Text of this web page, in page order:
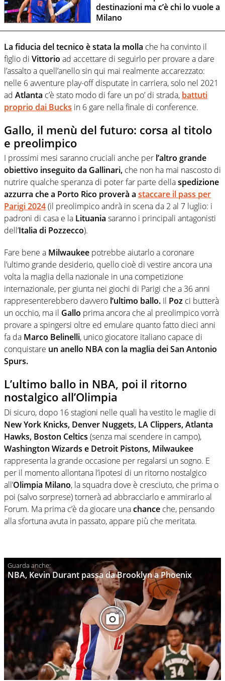
destinazioni ma c’è chi lo vuole a
Milano
La fiducia del tecnico è stata la molla che ha convinto il
figlio di Vittorio ad accettare di seguirlo per provare a dare
l’assalto a quell’anello sin qui mai realmente accarezzato:
nelle 6 avventure play-off disputate in carriera, solo nel 2021
ad Atlanta c’è stato modo di fare un po’ di strada, battuti
proprio dai Bucks in 6 gare nella finale di conference.
Gallo, il menù del futuro: corsa al titolo
e preolimpico
I prossimi mesi saranno cruciali anche per l’altro grande
obiettivo inseguito da Gallinari, che non ha mai nascosto di
nutrire qualche speranza di poter far parte dellaspedizione
azzurra che a Porto Rico proverà a staccare il pass per
Parigi 2024(il preolimpico andrà in scena da 2 al 7 luglio: i
padroni di casa e la Lituania saranno i principali antagonisti
dell’Italia di Pozzecco).
Fare bene a Milwaukee potrebbe aiutarlo a coronare
l’ultimo grande desiderio, quello cioè di vestire ancora una
volta la maglia della nazionale in una competizione
internazionale, per giunta nei giochi di Parigi che a 36 anni
rappresenterebbero davvero l’ultimo ballo. Il Poz ci butterà
un occhio, ma il Gallo prima ancora che al preolimpico vorrà
provare a spingersi oltre ed emulare quanto fatto dieci anni
fa da Marco Belinelli, unico giocatore italiano capace di
conquistare un anello NBA con la maglia dei San Antonio
Spurs.
L’ultimo ballo in NBA, poi il ritorno
nostalgico all’Olimpia
Di sicuro, dopo 16 stagioni nelle quali ha vestito le maglie di
New York Knicks, Denver Nuggets, LA Clippers, Atlanta
Hawks, Boston Celtics (senza mai scendere in campo),
Washington Wizards e Detroit Pistons, Milwaukee
rappresenta la grande occasione per regalarsi un sogno. E
per il momento allontana l’ipotesi di un ritorno nostalgico
all’Olimpia Milano, la squadra dove è cresciuto, che prima o
poi (salvo sorprese) tornerà ad abbracciarlo e ammirarlo al
Forum. Ma prima c’è da giocare unachance che, pensando
alla sfortuna avuta in passato, appare più che meritata.
NBA, Kevin Durant passa da Brooklyn a Phoenix